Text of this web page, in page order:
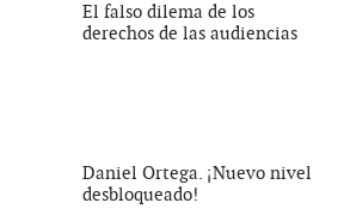
El falso dilema de los
derechos de las audiencias
Daniel Ortega. ¡Nuevo nivel
desbloqueado!